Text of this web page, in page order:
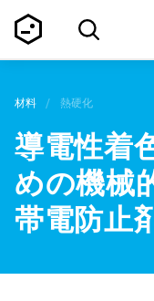
材料 / 熱硬化
導電性着
めの機械
帯電防止